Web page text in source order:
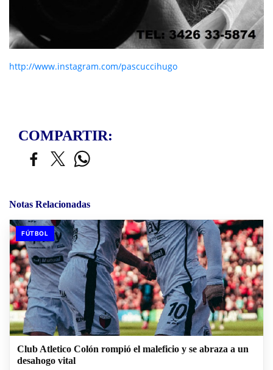
http://www.instagram.com/pascuccihugo
COMPARTIR:
Notas Relacionadas
FÚTBOL
Club Atletico Colón rompió el maleficio y se abraza a un
desahogo vital